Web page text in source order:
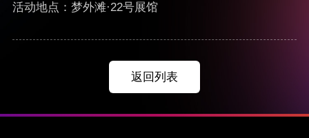
活动地点：梦外滩·22号展馆
返回列表